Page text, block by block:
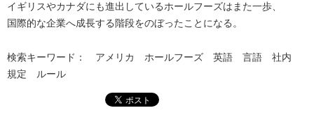
イギリスやカナダにも進出しているホールフーズはまた一歩、
国際的な企業へ成長する階段をのぼったことになる。
検索キーワード： アメリカ ホールフーズ 英語 言語 社内
規定 ルール